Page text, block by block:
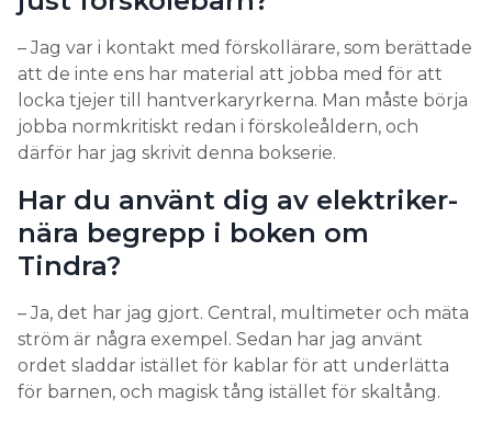
– Jag var i kontakt med förskollärare, som berättade
att de inte ens har material att jobba med för att
locka tjejer till hantverkaryrkerna. Man måste börja
jobba normkritiskt redan i förskoleåldern, och
därför har jag skrivit denna bokserie.
Har du använt dig av elektriker-
nära begrepp i boken om
Tindra?
– Ja, det har jag gjort. Central, multimeter och mäta
ström är några exempel. Sedan har jag använt
ordet sladdar istället för kablar för att underlätta
för barnen, och magisk tång istället för skaltång.